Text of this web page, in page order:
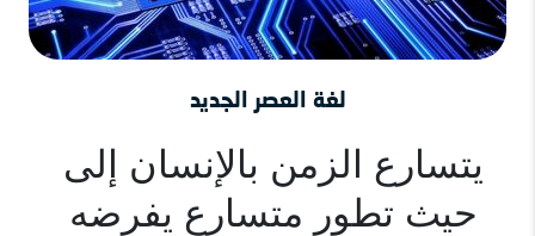
لغة العصر الجديد
يتسارع الزمن بالإنسان إلى
حيث تطورٍ متسارع يفرضه